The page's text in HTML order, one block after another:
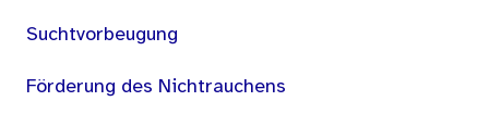
Suchtvorbeugung
Förderung des Nichtrauchens